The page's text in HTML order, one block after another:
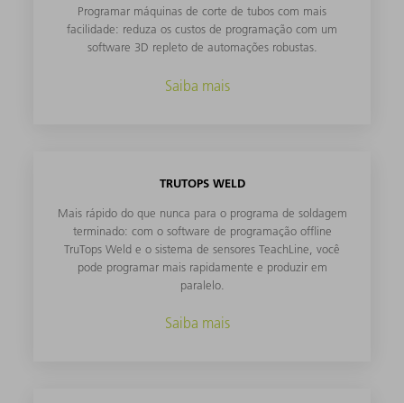
Programar máquinas de corte de tubos com mais
facilidade: reduza os custos de programação com um
software 3D repleto de automações robustas.
Saiba mais
TRUTOPS WELD
Mais rápido do que nunca para o programa de soldagem
terminado: com o software de programação offline
TruTops Weld e o sistema de sensores TeachLine, você
pode programar mais rapidamente e produzir em
paralelo.
Saiba mais